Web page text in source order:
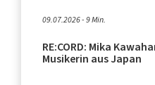
09.07.2026 - 9 Min.
RE:CORD: Mika
Musikerin aus Japan